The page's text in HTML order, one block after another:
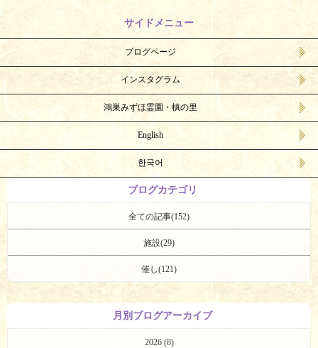
サイドメニュー
ブログページ
インスタグラム
鴻巣みずほ霊園・槙の里
English
한국어
ブログカテゴリ
全ての記事(152)
施設(29)
催し(121)
月別ブログアーカイブ
2026 (8)